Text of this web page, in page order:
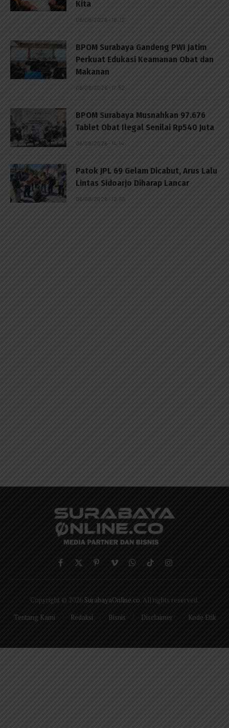
Kita
06/08/2026 - 18:12
BPOM Surabaya Gandeng PWI Jatim
Perkuat Edukasi Keamanan Obat dan
Makanan
06/08/2026 - 17:52
BPOM Surabaya Musnahkan 97.676
Tablet Obat Ilegal Senilai Rp540 Juta
06/08/2026 - 14:14
Patok JPL 69 Gelam Dicabut, Arus Lalu
Lintas Sidoarjo Diharap Lancar
06/08/2026 - 12:55
Facebook
X
PinterestVimeoWhatsApp
TikTokInstagram
Copyright © 2026 SurabayaOnline.co . All rights reserved.
Tentang Kami
Redaksi Bisnis Disclaimer Kode Etik